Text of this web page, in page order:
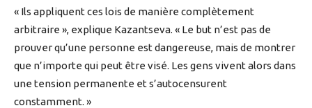
« Ils appliquent ces lois de manière complètement
arbitraire », explique Kazantseva. « Le but n’est pas de
prouver qu’une personne est dangereuse, mais de montrer
que n’importe qui peut être visé. Les gens vivent alors dans
une tension permanente et s’autocensurent
constamment. »